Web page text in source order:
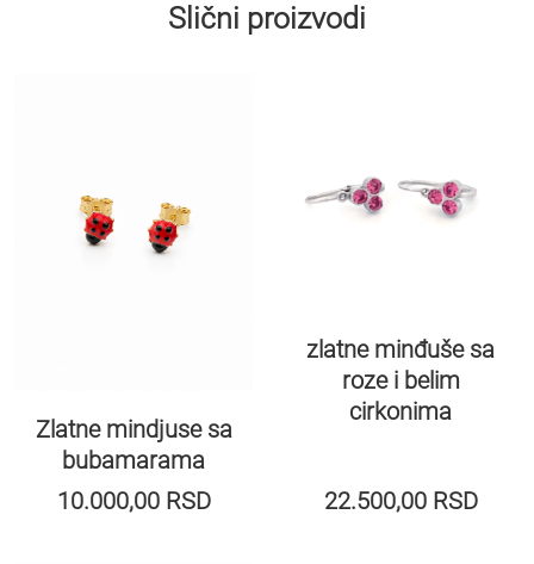
Slični proizvodi
Zlatne mindjuse sa
bubamarama
10.000,00 RSD
zlatne minđuše sa
roze i belim
cirkonima
22.500,00 RSD